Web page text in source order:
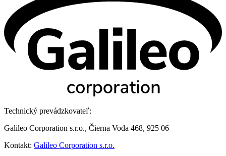
Technický prevádzkovateľ:
Galileo Corporation s.r.o., Čierna Voda 468, 925 06
Kontakt: Galileo Corporation s.r.o.